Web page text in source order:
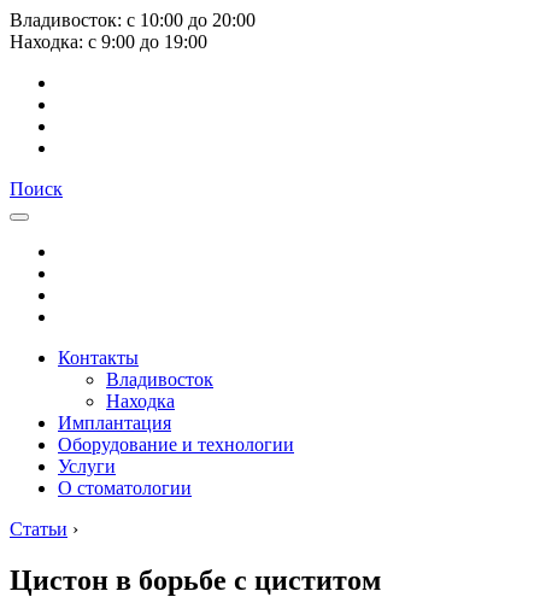
Владивосток: с 10:00 до 20:00
Находка: с 9:00 до 19:00
Поиск
Контакты
Владивосток
Находка
Имплантация
Оборудование и технологии
Услуги
О стоматологии
Статьи ›
Цистон в борьбе с циститом